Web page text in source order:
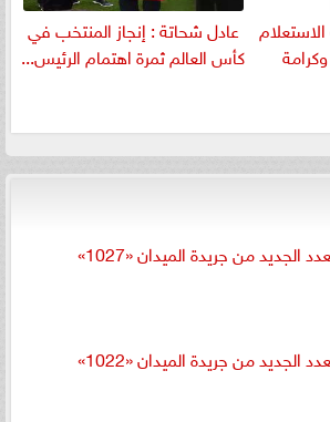
عادل شحاتة : إنجاز المنتخب في
كأس العالم ثمرة اهتمام الرئيس...
الجديد من جريدة الميدان «1027»
الجديد من جريدة الميدان «1022»